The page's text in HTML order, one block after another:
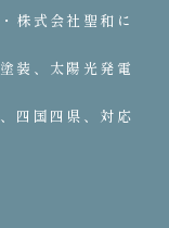
株式会社聖和に
装、太陽光発電
四国四県、対応